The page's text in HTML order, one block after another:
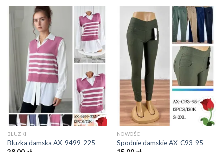
BLUZKI
Bluzka damska AX-9499-225
NOWOŚCI
Spodnie damskie AX-C93-95